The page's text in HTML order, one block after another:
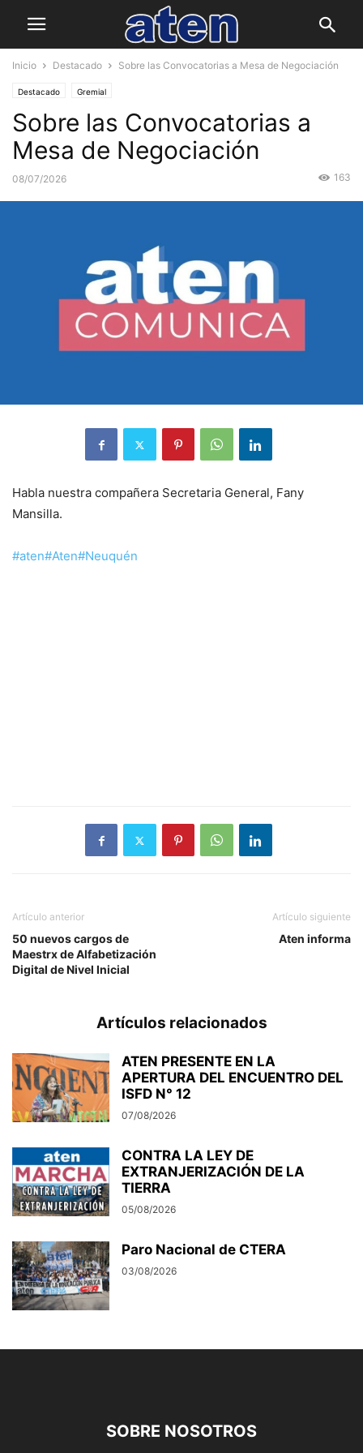
Inicio Destacado Sobre las Convocatorias a Mesa de Negociación
Destacado Gremial
Sobre las Convocatorias a
Mesa de Negociación
08/07/2026 163
Habla nuestra compañera Secretaria General, Fany
Mansilla.
#aten#Aten#Neuquén
Artículo anterior
50 nuevos cargos de
Maestrx de Alfabetización
Digital de Nivel Inicial
Artículo siguiente
Aten informa
Artículos relacionados
ATEN PRESENTE EN LA
APERTURA DEL ENCUENTRO DEL
ISFD N° 12
07/08/2026
CONTRA LA LEY DE
EXTRANJERIZACIÓN DE LA
TIERRA
05/08/2026
Paro Nacional de CTERA
03/08/2026
SOBRE NOSOTROS